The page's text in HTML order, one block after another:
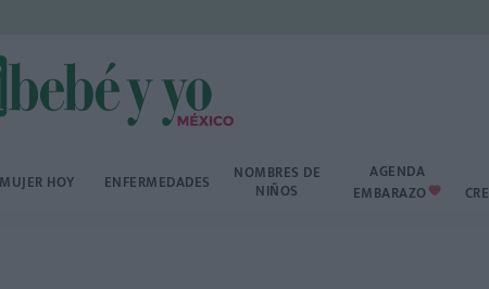
MUJER HOY ENFERMEDADES NOMBRES DE
NIÑOS
AGENDA
EMBARAZO 